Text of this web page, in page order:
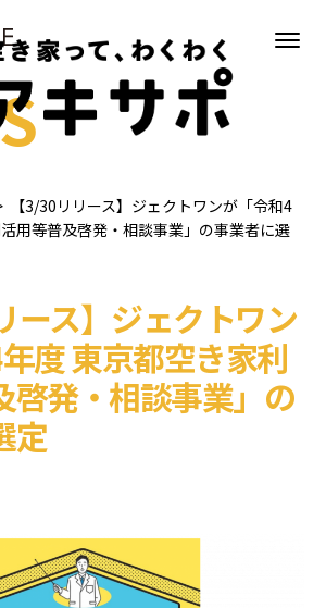
【3/30リリース】ジェクトワンが「令和4
用等普及啓発・相談事業」の事業者に選
ース】ジェクトワン
度 東京都空き家利
啓発・相談事業」の
定